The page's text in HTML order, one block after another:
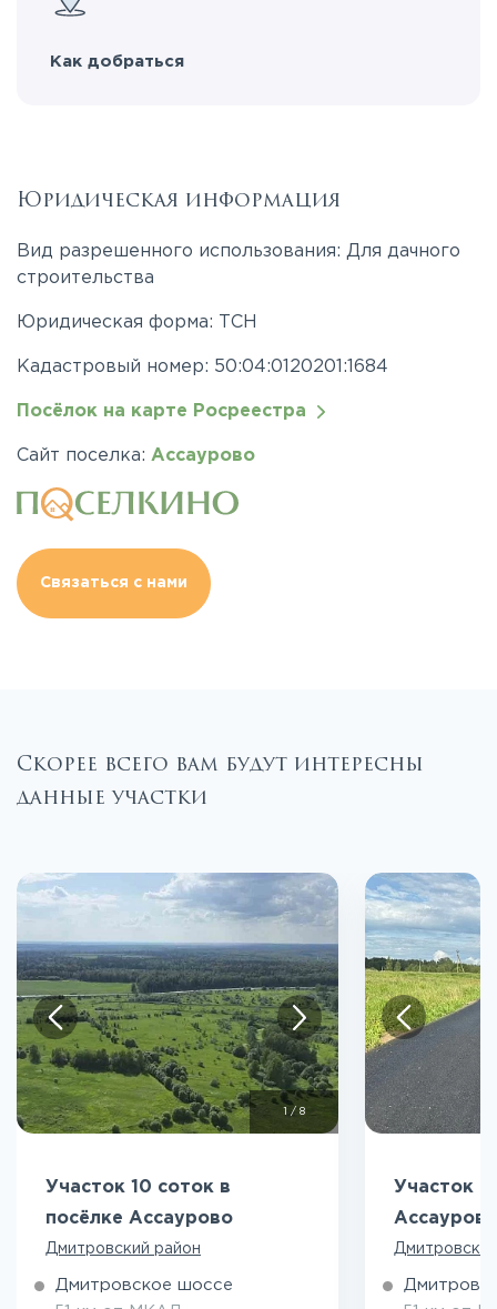
Как добраться
Юридическая информация
Вид разрешенного использования: Для дачного
строительства
Юридическая форма: ТСН
Кадастровый номер: 50:04:0120201:1684
Посёлок на карте Росреестра
Сайт поселка: Ассаурово
Связаться с нами
Скорее всего вам будут интересны
данные участки
/ 8
Участок 10 соток в
посёлке Ассаурово
Дмитровский район
Дмитровское шоссе
Участок 8
Ассаурово